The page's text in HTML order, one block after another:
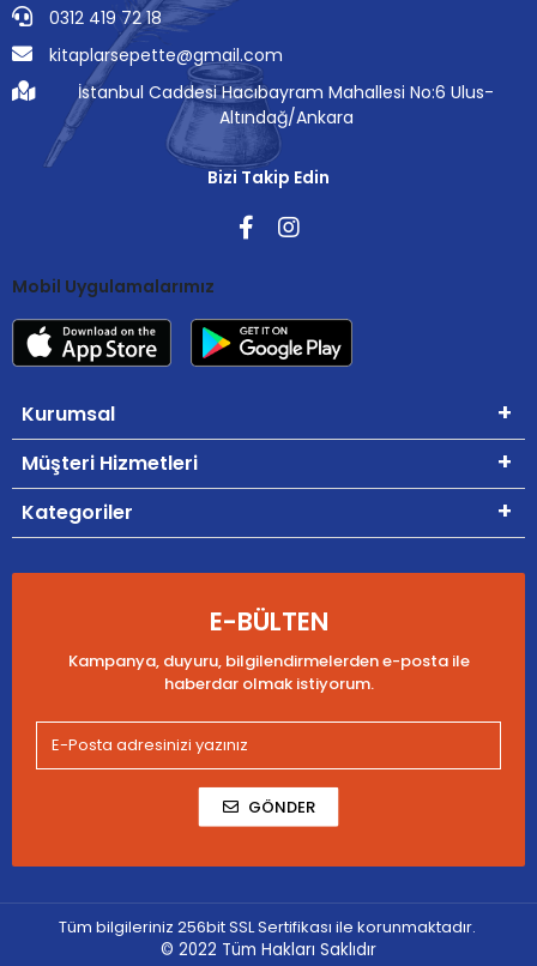
0312 419 72 18
kitaplarsepette@gmail.com
İstanbul Caddesi Hacıbayram Mahallesi No:6 Ulus-
Altındağ/Ankara
Bizi Takip Edin
Mobil Uygulamalarımız
Kurumsal
Müşteri Hizmetleri
Kategoriler
E-BÜLTEN
Kampanya, duyuru, bilgilendirmelerden e-posta ile
haberdar olmak istiyorum.
GÖNDER
Tüm bilgileriniz 256bit SSL Sertifikası ile korunmaktadır.
© 2022 Tüm Hakları Saklıdır